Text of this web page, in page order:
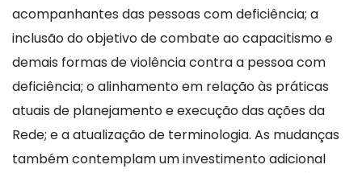
acompanhantes das pessoas com deficiência; a
inclusão do objetivo de combate ao capacitismo e
demais formas de violência contra a pessoa com
deficiência; o alinhamento em relação às práticas
atuais de planejamento e execução das ações da
Rede; e a atualização de terminologia. As mudanças
também contemplam um investimento adicional